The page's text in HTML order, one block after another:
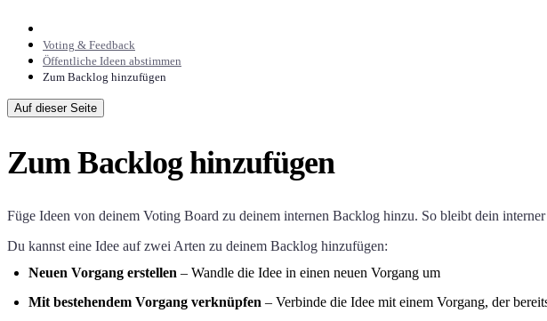
Voting & Feedback
Öffentliche Ideen abstimmen
Zum Backlog hinzufügen
Auf dieser Seite
Zum Backlog hinzufügen
Füge Ideen von deinem Voting Board zu deinem internen Backlog hinzu. So bleibt dein
Du kannst eine Idee auf zwei Arten zu deinem Backlog hinzufügen:
Neuen Vorgang erstellen – Wandle die Idee in einen neuen Vorgang um
Mit bestehendem Vorgang verknüpfen – Verbinde die Idee mit einem Vorgang, der